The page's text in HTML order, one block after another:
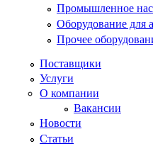
Промышленное
Оборудование для
Прочее
Поставщики
Услуги
О компании
Вакансии
Новости
Статьи